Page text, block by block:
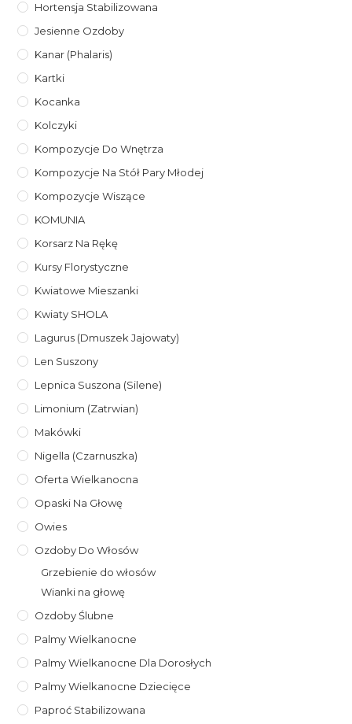
Hortensja Stabilizowana
Jesienne Ozdoby
Kanar (phalaris)
Kartki
Kocanka
Kolczyki
Kompozycje Do Wnętrza
Kompozycje Na Stół Pary Młodej
Kompozycje Wiszące
KOMUNIA
Korsarz Na Rękę
Kursy Florystyczne
Kwiatowe Mieszanki
Kwiaty SHOLA
Lagurus (dmuszek Jajowaty)
Len Suszony
Lepnica Suszona (Silene)
Limonium (zatrwian)
Makówki
Nigella (Czarnuszka)
Oferta Wielkanocna
Opaski Na Głowę
Owies
Ozdoby Do Włosów
Grzebienie do włosów
Wianki na głowę
Ozdoby Ślubne
Palmy Wielkanocne
Palmy Wielkanocne Dla Dorosłych
Palmy Wielkanocne Dziecięce
Paproć Stabilizowana